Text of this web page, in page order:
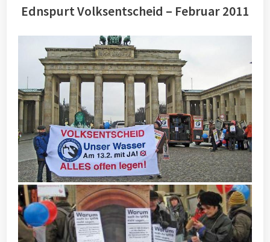
Ednspurt Volksentscheid – Februar 2011